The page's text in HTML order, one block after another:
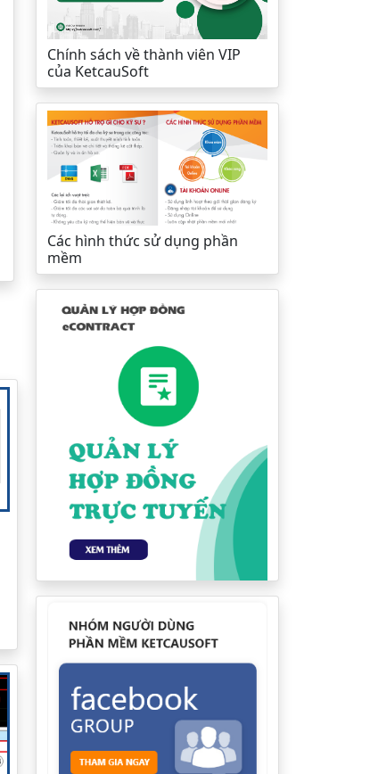
Chính sách về thành viên VIP
của KetcauSoft
Các hình thức sử dụng phần
mềm